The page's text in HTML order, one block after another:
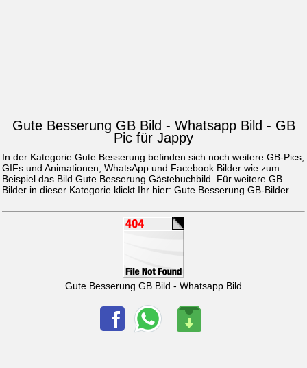
Gute Besserung GB Bild - Whatsapp Bild - GB
Pic für Jappy
In der Kategorie Gute Besserung befinden sich noch weitere GB-Pics,
GIFs und Animationen, WhatsApp und Facebook Bilder wie zum
Beispiel das Bild Gute Besserung Gästebuchbild. Für weitere GB
Bilder in dieser Kategorie klickt Ihr hier: Gute Besserung GB-Bilder.
Gute Besserung GB Bild - Whatsapp Bild